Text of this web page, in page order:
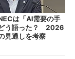
は「AI需要の手
う語った？ 2026
見通しを考察